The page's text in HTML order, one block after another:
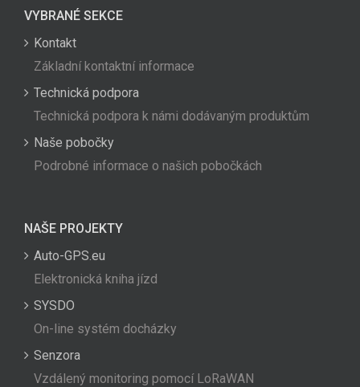
VYBRANÉ SEKCE
Kontakt
Základní kontaktní informace
Technická podpora
Technická podpora k námi dodávaným produktům
Naše pobočky
Podrobné informace o našich pobočkách
NAŠE PROJEKTY
Auto-GPS.eu
Elektronická kniha jízd
SYSDO
On-line systém docházky
Senzora
Vzdálený monitoring pomocí LoRaWAN